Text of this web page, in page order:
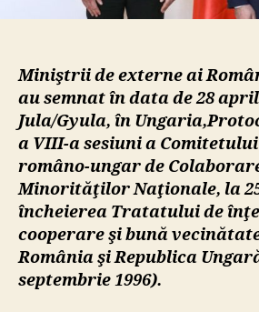
Miniştrii de externe ai
au semnat în data de28
Jula/Gyula, în Ungaria,
a VIII-a sesiuni a
româno-ungar de
Minorităţilor Naţionale, la
încheierea Tratatului de
cooperare şi bună
România şi Republica
septembrie 1996).